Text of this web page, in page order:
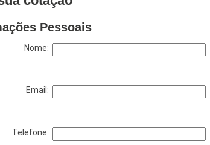
Pessoais
Nome:
Email:
Telefone: